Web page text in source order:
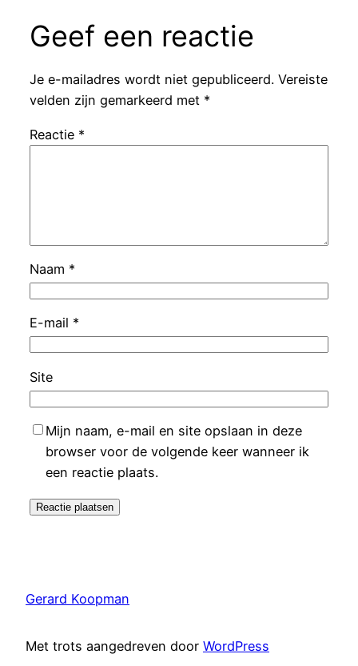
Geef een reactie
Je e-mailadres wordt niet gepubliceerd. Vereiste
velden zijn gemarkeerd met *
Reactie *
Naam *
E-mail *
Site
Mijn naam, e-mail en site opslaan in deze
browser voor de volgende keer wanneer ik
een reactie plaats.
Gerard Koopman
Met trots aangedreven door WordPress